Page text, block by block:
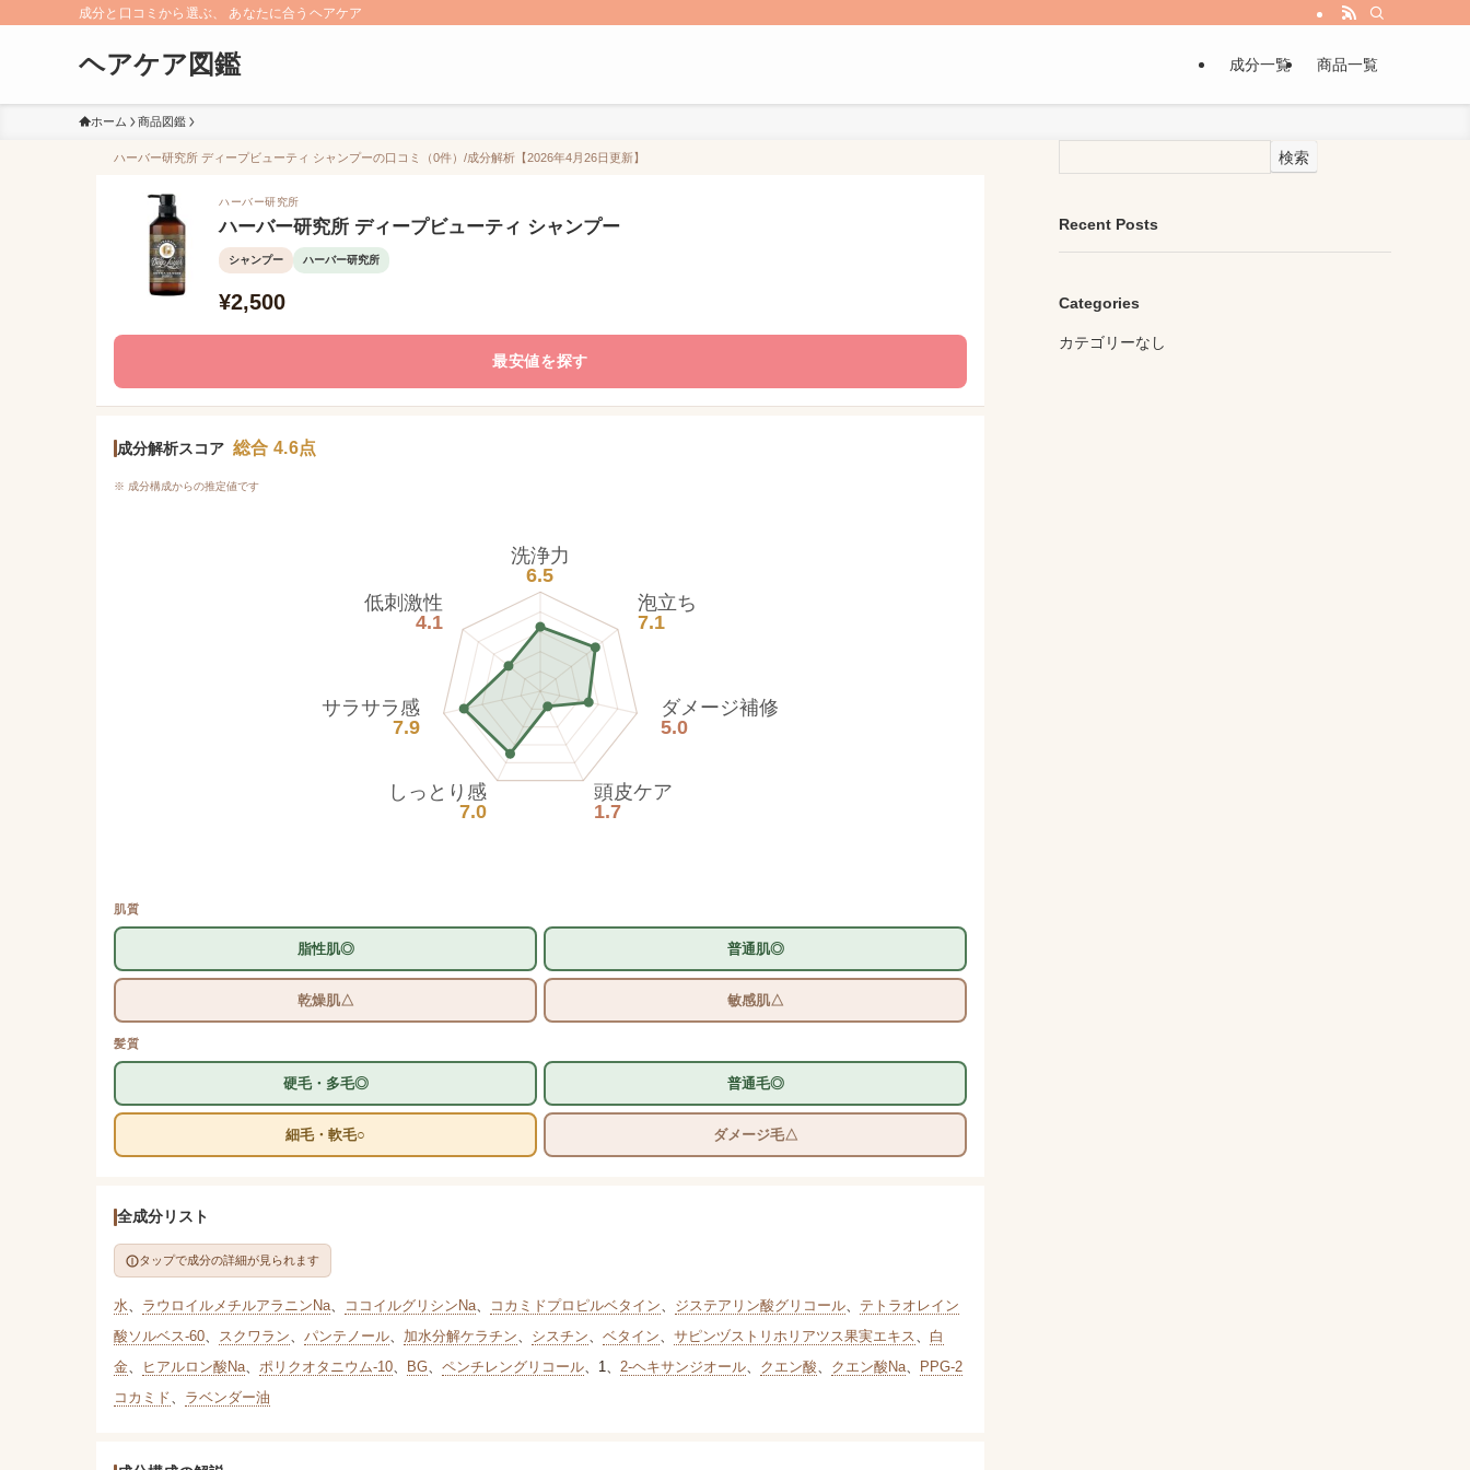
成分と口コミから選ぶ、 あなたに合うヘアケア
ヘアケア図鑑 成分一覧 商品一覧
ホーム 商品図鑑
ハーバー研究所 ディープビューティ シャンプーの口コミ（0件）/成分解析【2026年4月26日更新】
ハーバー研究所
ハーバー研究所 ディープビューティ シャンプー
シャンプー ハーバー研究所
¥2,500
最安値を探す
成分解析スコア 総合 4.6点
※ 成分構成からの推定値です
洗浄力
6.5
泡立ち
7.1
ダメージ補修
5.0
頭皮ケア
1.7
しっとり感
7.0
サラサラ感
7.9
低刺激性
4.1
肌質
脂性肌◎ 普通肌◎
乾燥肌△ 敏感肌△
髪質
硬毛・多毛◎ 普通毛◎
細毛・軟毛○ ダメージ毛△
全成分リスト
タップで成分の詳細が見られます
水、 ラウロイルメチルアラニンNa、 ココイルグリシンNa、 コカミドプロピルベタイン、 ジステアリン酸グリコール、 テトラオレイン
酸ソルベス-60、 スクワラン、 パンテノール、 加水分解ケラチン、 シスチン、 ベタイン、 サピンヅストリホリアツス果実エキス、 白
金、 ヒアルロン酸Na、 ポリクオタニウム-10、 BG、 ペンチレングリコール、 1、 2-ヘキサンジオール、 クエン酸、 クエン酸Na、
PPG-2
コカミド、 ラベンダー油
検索
Recent Posts
Categories
カテゴリーなし